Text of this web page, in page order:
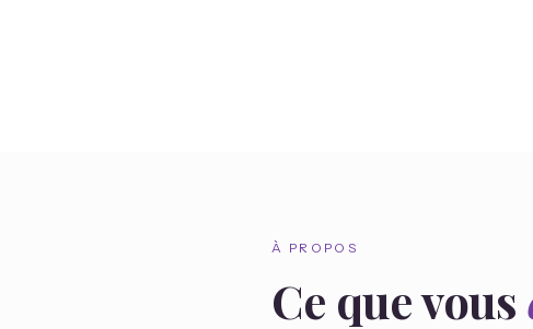
À PROPOS
Ce que vous